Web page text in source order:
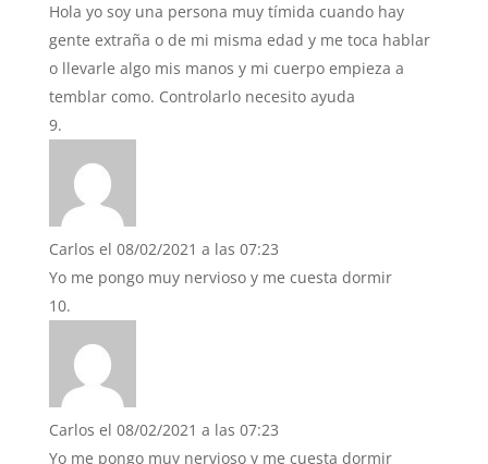
Hola yo soy una persona muy tímida cuando hay
gente extraña o de mi misma edad y me toca hablar
o llevarle algo mis manos y mi cuerpo empieza a
temblar como. Controlarlo necesito ayuda
Carlos el 08/02/2021 a las 07:23
Yo me pongo muy nervioso y me cuesta dormir
Carlos el 08/02/2021 a las 07:23
Yo me pongo muy nervioso y me cuesta dormir